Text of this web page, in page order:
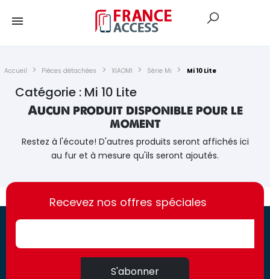
Accueil Pièces détachées XIAOMI Série Mi Mi 10 Lite
Catégorie : Mi 10 Lite
Aucun produit disponible pour le
moment
Restez à l'écoute! D'autres produits seront affichés ici
au fur et à mesure qu'ils seront ajoutés.
https://france-
access.fr
https://france-
access.fr
Recevez nos offres spéciales
S'abonner